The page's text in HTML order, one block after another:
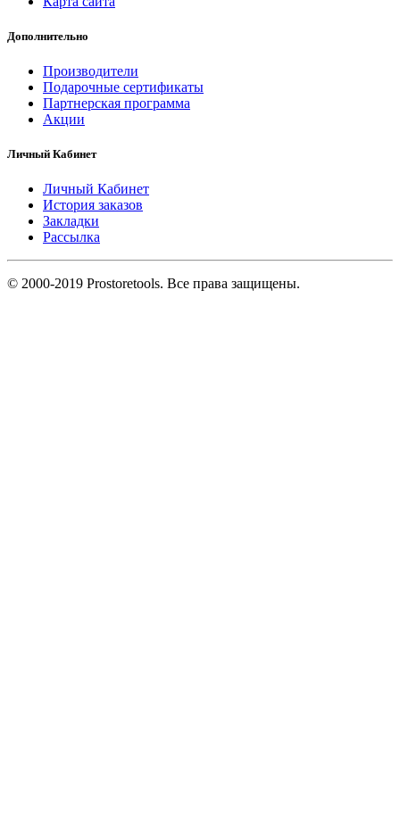
Дополнительно
Производители
Подарочные сертификаты
Партнерская программа
Акции
Личный Кабинет
Личный Кабинет
История заказов
Закладки
Рассылка
© 2000-2019 Prostoretools. Все права защищены.